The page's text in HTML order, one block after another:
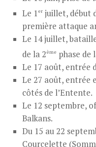
Le 1 er juillet, début
première attaque
Le 14 juillet,
de la 2ème phase de
Le 17 août, entrée
Le 27 août, entrée
côtés de l’Entente.
Le 12 septembre,
Balkans.
Du 15 au 22
Courcelette